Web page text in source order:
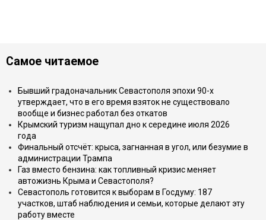
Самое читаемое
Бывший градоначальник Севастополя эпохи 90-х
утверждает, что в его время взяток не существовало
вообще и бизнес работал без откатов
Крымский туризм нащупал дно к середине июля 2026
года
Финальный отсчёт: крыса, загнанная в угол, или безумие в
администрации Трампа
Газ вместо бензина: как топливный кризис меняет
автожизнь Крыма и Севастополя?
Севастополь готовится к выборам в Госдуму: 187
участков, штаб наблюдения и семьи, которые делают эту
работу вместе